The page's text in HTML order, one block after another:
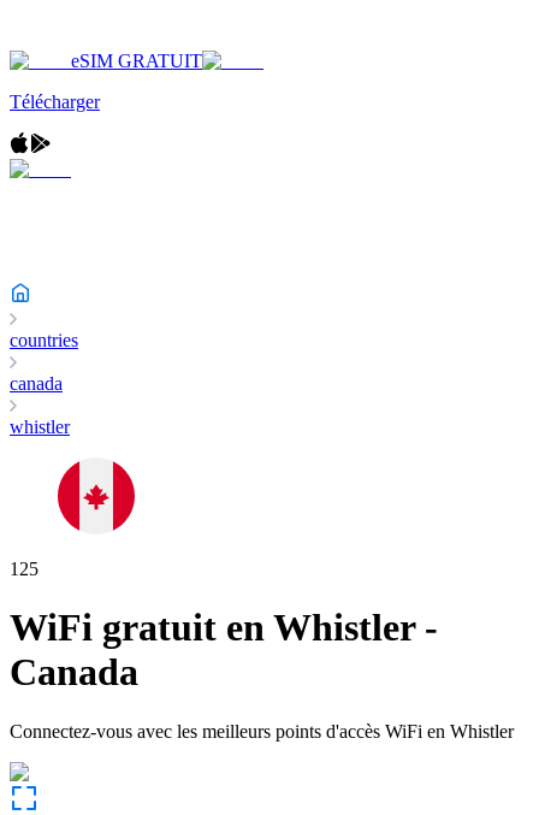
eSIM GRATUIT
Télécharger
countries
canada
whistler
125
WiFi gratuit enWhistler-
Canada
Connectez-vous avec les meilleurs points d'accès WiFi en Whistler